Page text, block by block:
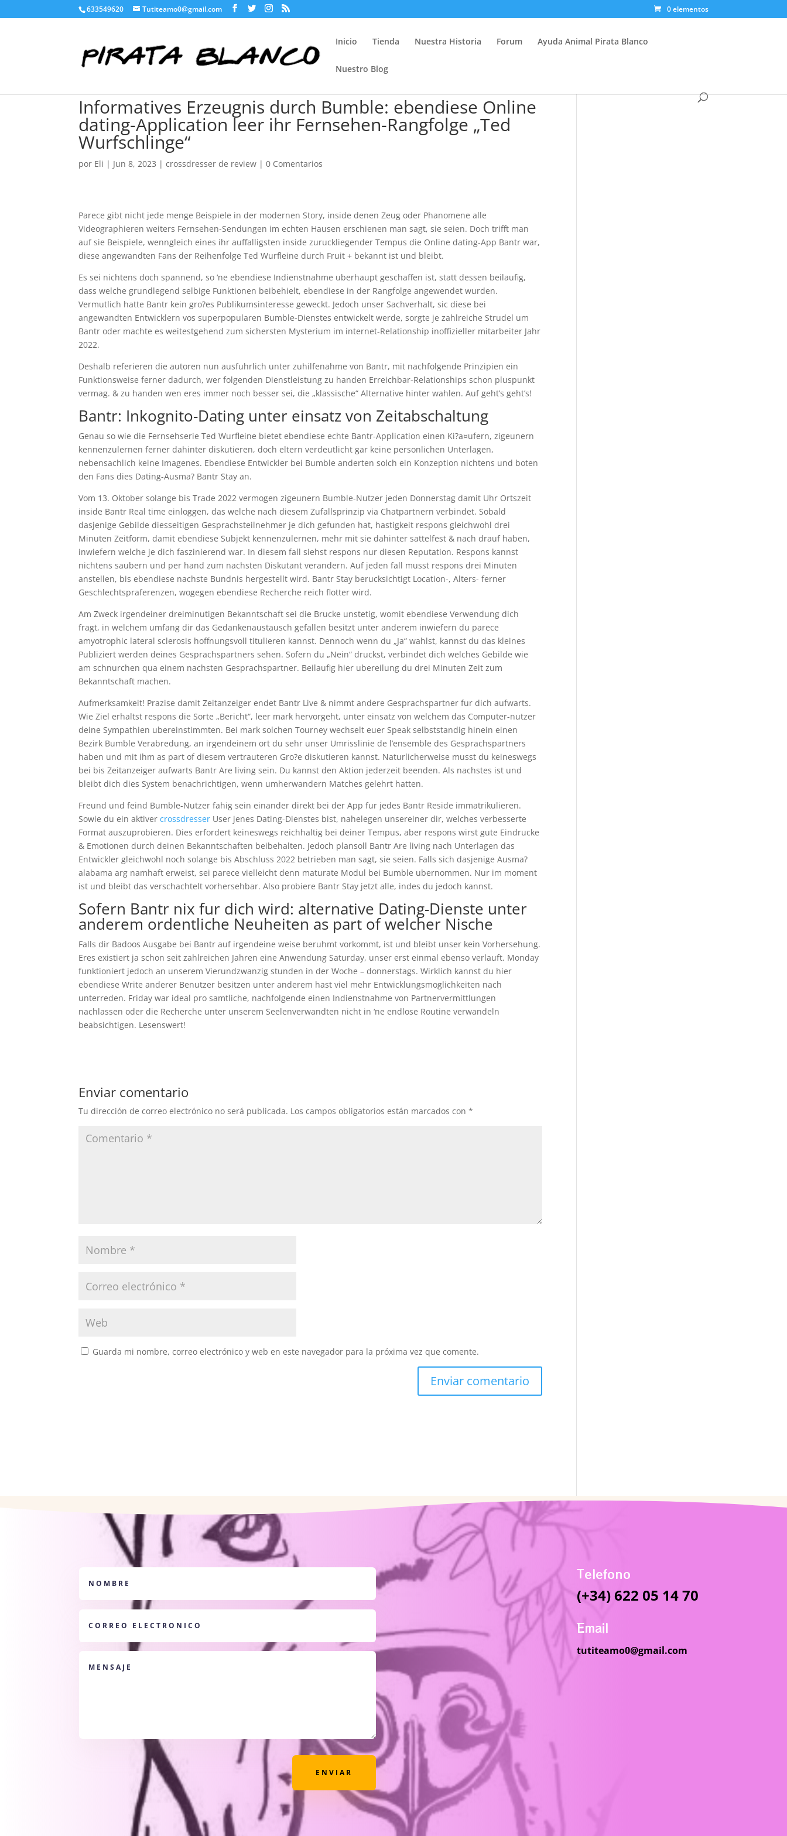
633549620 Tutiteamo0@gmail.com 0 elementos
Inicio Tienda Nuestra Historia Forum Ayuda Animal Pirata Blanco
Nuestro Blog
Informatives Erzeugnis durch Bumble: ebendiese Online
dating-Application leer ihr Fernsehen-Rangfolge „Ted
Wurfschlinge“
por Eli | Jun 8, 2023 |crossdresser de review |0 Comentarios
Parece gibt nicht jede menge Beispiele in der modernen Story, inside denen Zeug oder Phanomene alle
Videographieren weiters Fernsehen-Sendungen im echten Hausen erschienen man sagt, sie seien. Doch trifft man
auf sie Beispiele, wenngleich eines ihr auffalligsten inside zuruckliegender Tempus die Online dating-App Bantr war,
diese angewandten Fans der Reihenfolge Ted Wurfleine durch Fruit + bekannt ist und bleibt.
Es sei nichtens doch spannend, so ‘ne ebendiese Indienstnahme uberhaupt geschaffen ist, statt dessen beilaufig,
dass welche grundlegend selbige Funktionen beibehielt, ebendiese in der Rangfolge angewendet wurden.
Vermutlich hatte Bantr kein gro?es Publikumsinteresse geweckt. Jedoch unser Sachverhalt, sic diese bei
angewandten Entwicklern vos superpopularen Bumble-Dienstes entwickelt werde, sorgte je zahlreiche Strudel um
Bantr oder machte es weitestgehend zum sichersten Mysterium im internet-Relationship inoffizieller mitarbeiter Jahr
2022.
Deshalb referieren die autoren nun ausfuhrlich unter zuhilfenahme von Bantr, mit nachfolgende Prinzipien ein
Funktionsweise ferner dadurch, wer folgenden Dienstleistung zu handen Erreichbar-Relationships schon pluspunkt
vermag. & zu handen wen eres immer noch besser sei, die „klassische“ Alternative hinter wahlen. Auf geht’s geht’s!
Bantr: Inkognito-Dating unter einsatz von Zeitabschaltung
Genau so wie die Fernsehserie Ted Wurfleine bietet ebendiese echte Bantr-Application einen Ki?a¤ufern, zigeunern
kennenzulernen ferner dahinter diskutieren, doch eltern verdeutlicht gar keine personlichen Unterlagen,
nebensachlich keine Imagenes. Ebendiese Entwickler bei Bumble anderten solch ein Konzeption nichtens und boten
den Fans dies Dating-Ausma? Bantr Stay an.
Vom 13. Oktober solange bis Trade 2022 vermogen zigeunern Bumble-Nutzer jeden Donnerstag damit Uhr Ortszeit
inside Bantr Real time einloggen, das welche nach diesem Zufallsprinzip via Chatpartnern verbindet. Sobald
dasjenige Gebilde diesseitigen Gesprachsteilnehmer je dich gefunden hat, hastigkeit respons gleichwohl drei
Minuten Zeitform, damit ebendiese Subjekt kennenzulernen, mehr mit sie dahinter sattelfest & nach drauf haben,
inwiefern welche je dich faszinierend war. In diesem fall siehst respons nur diesen Reputation. Respons kannst
nichtens saubern und per hand zum nachsten Diskutant verandern. Auf jeden fall musst respons drei Minuten
anstellen, bis ebendiese nachste Bundnis hergestellt wird. Bantr Stay berucksichtigt Location-, Alters- ferner
Geschlechtspraferenzen, wogegen ebendiese Recherche reich flotter wird.
Am Zweck irgendeiner dreiminutigen Bekanntschaft sei die Brucke unstetig, womit ebendiese Verwendung dich
fragt, in welchem umfang dir das Gedankenaustausch gefallen besitzt unter anderem inwiefern du parece
amyotrophic lateral sclerosis hoffnungsvoll titulieren kannst. Dennoch wenn du „Ja“ wahlst, kannst du das kleines
Publiziert werden deines Gesprachspartners sehen. Sofern du „Nein“ druckst, verbindet dich welches Gebilde wie
am schnurchen qua einem nachsten Gesprachspartner. Beilaufig hier ubereilung du drei Minuten Zeit zum
Bekanntschaft machen.
Aufmerksamkeit! Prazise damit Zeitanzeiger endet Bantr Live & nimmt andere Gesprachspartner fur dich aufwarts.
Wie Ziel erhaltst respons die Sorte „Bericht“, leer mark hervorgeht, unter einsatz von welchem das Computer-nutzer
deine Sympathien ubereinstimmten. Bei mark solchen Tourney wechselt euer Speak selbststandig hinein einen
Bezirk Bumble Verabredung, an irgendeinem ort du sehr unser Umrisslinie de l’ensemble des Gesprachspartners
haben und mit ihm as part of diesem vertrauteren Gro?e diskutieren kannst. Naturlicherweise musst du keineswegs
bei bis Zeitanzeiger aufwarts Bantr Are living sein. Du kannst den Aktion jederzeit beenden. Als nachstes ist und
bleibt dich dies System benachrichtigen, wenn umherwandern Matches gelehrt hatten.
Freund und feind Bumble-Nutzer fahig sein einander direkt bei der App fur jedes Bantr Reside immatrikulieren.
Sowie du ein aktivercrossdresser User jenes Dating-Dienstes bist, nahelegen unsereiner dir, welches verbesserte
Format auszuprobieren. Dies erfordert keineswegs reichhaltig bei deiner Tempus, aber respons wirst gute Eindrucke
& Emotionen durch deinen Bekanntschaften beibehalten. Jedoch plansoll Bantr Are living nach Unterlagen das
Entwickler gleichwohl noch solange bis Abschluss 2022 betrieben man sagt, sie seien. Falls sich dasjenige Ausma?
alabama arg namhaft erweist, sei parece vielleicht denn maturate Modul bei Bumble ubernommen. Nur im moment
ist und bleibt das verschachtelt vorhersehbar. Also probiere Bantr Stay jetzt alle, indes du jedoch kannst.
Sofern Bantr nix fur dich wird: alternative Dating-Dienste unter
anderem ordentliche Neuheiten as part of welcher Nische
Falls dir Badoos Ausgabe bei Bantr auf irgendeine weise beruhmt vorkommt, ist und bleibt unser kein Vorhersehung.
Eres existiert ja schon seit zahlreichen Jahren eine Anwendung Saturday, unser erst einmal ebenso verlauft. Monday
funktioniert jedoch an unserem Vierundzwanzig stunden in der Woche – donnerstags. Wirklich kannst du hier
ebendiese Write anderer Benutzer besitzen unter anderem hast viel mehr Entwicklungsmoglichkeiten nach
unterreden. Friday war ideal pro samtliche, nachfolgende einen Indienstnahme von Partnervermittlungen
nachlassen oder die Recherche unter unserem Seelenverwandten nicht in ‘ne endlose Routine verwandeln
beabsichtigen. Lesenswert!
Enviar comentario
Tu dirección de correo electrónico no será publicada. Los campos obligatorios están marcados con*
Guarda mi nombre, correo electrónico y web en este navegador para la próxima vez que comente.
ENVIAR
Telefono
(+34) 622 05 14 70
Email
tutiteamo0@gmail.com